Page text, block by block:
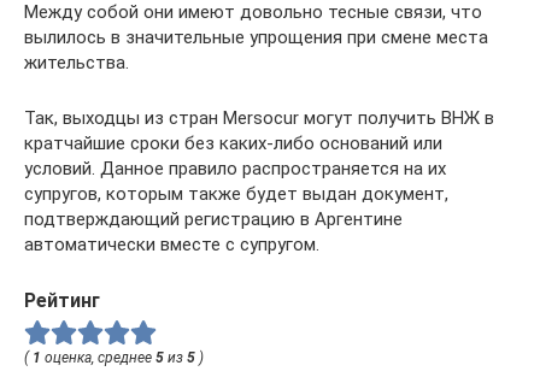
Между собой они имеют довольно тесные связи, что
вылилось в значительные упрощения при смене места
жительства.
Так, выходцы из стран Mersocur могут получить ВНЖ в
кратчайшие сроки без каких-либо оснований или
условий. Данное правило распространяется на их
супругов, которым также будет выдан документ,
подтверждающий регистрацию в Аргентине
автоматически вместе с супругом.
Рейтинг
( 1 оценка, среднее 5 из 5 )